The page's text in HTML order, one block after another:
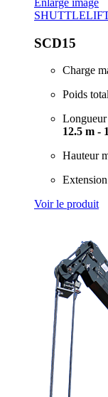
Enlarge image
SCD15
Charge
Poids
12.5 m -
Hauteur
Voir le produit